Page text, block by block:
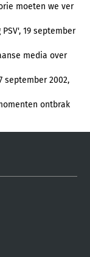
moeten we ver
19 september
media over
september 2002,
ontbrak